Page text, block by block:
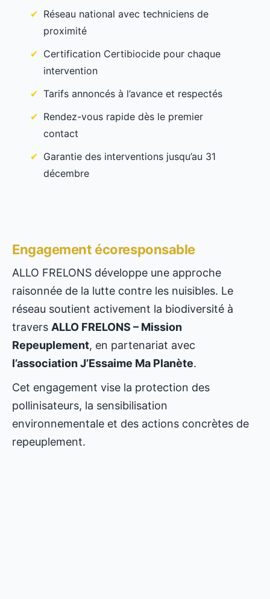
Réseau national avec techniciens de
proximité
Certification Certibiocide pour chaque
intervention
Tarifs annoncés à l’avance et respectés
Rendez-vous rapide dès le premier
contact
Garantie des interventions jusqu’au 31
décembre
Engagement écoresponsable
ALLO FRELONS développe une approche
raisonnée de la lutte contre les nuisibles. Le
réseau soutient activement la biodiversité à
travers ALLO FRELONS – Mission
Repeuplement, en partenariat avec
l’association J’Essaime Ma Planète.
Cet engagement vise la protection des
pollinisateurs, la sensibilisation
environnementale et des actions concrètes de
repeuplement.